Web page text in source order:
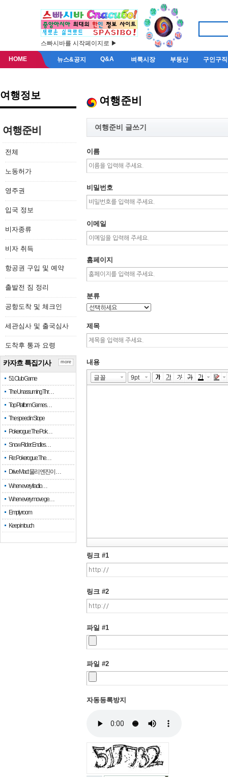
스빠시바를 시작페이지로 ▶
HOME 뉴스&공지 Q&A 벼룩시장 부동산 구인구직
여행정보
여행준비
전체
노동허가
영주권
입국 정보
비자종류
비자 취득
항공권 구입 및 예약
출발전 짐 정리
공항도착 및 체크인
세관심사 및 출국심사
도착후 통과 요령
카자흐 특집기사
51 Club Game
The Unassuming Thr…
Top Platform Games…
The speed in Slope
Pokerogue: The Pok…
Snow Rider: Endles…
Re: Pokerogue: The…
Drive Mad: 물리 엔진이 …
When every fractio…
When every move ge…
Empty room
Keep in touch
more
여행준비
여행준비 글쓰기
이름
비밀번호
이메일
홈페이지
분류
제목
내용
링크 #1
링크 #2
파일 #1
파일 #2
자동등록방지